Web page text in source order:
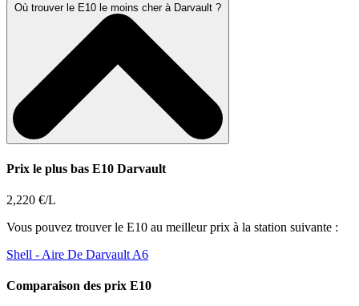
Où trouver le E10 le moins cher à Darvault ?
Prix le plus bas E10 Darvault
2,220 €/L
Vous pouvez trouver le E10 au meilleur prix à la station suivante :
Shell - Aire De Darvault A6
Comparaison des prix E10